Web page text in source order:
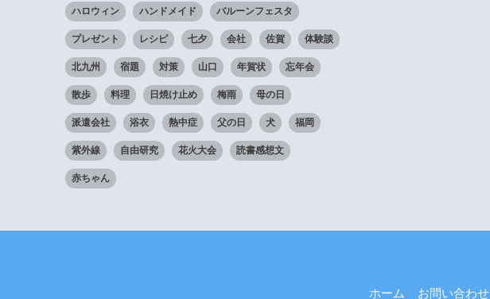
ハロウィン ハンドメイド バルーンフェスタ
プレゼント レシピ 七夕 会社 佐賀 体験談
北九州 宿題 対策 山口 年賀状 忘年会
散歩 料理 日焼け止め 梅雨 母の日
派遣会社 浴衣 熱中症 父の日 犬 福岡
紫外線 自由研究 花火大会 読書感想文
赤ちゃん
ホーム お問い合わせ